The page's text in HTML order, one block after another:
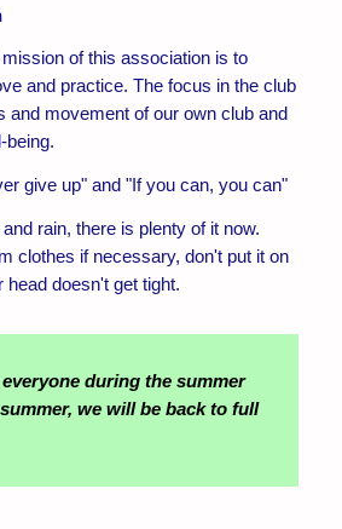
of this association is to
and practice. The focus in the club
and movement of our own club and
being.
give up" and "If you can, you can"
rain, there is plenty of it now.
clothes if necessary, don't put it on
head doesn't get tight.
during the summer
we will be back to full